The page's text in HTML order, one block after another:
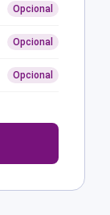
Opcional
Opcional
Opcional